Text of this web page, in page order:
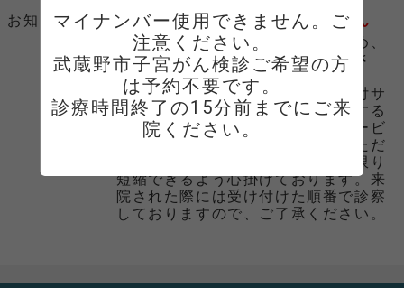
お知らせ
マイナンバーカード使用できません
マイナンバーカード使用不可のため、
保険証、医療証各種をお持ちくださ
い。
本サービスは初診患者様の事前受付サ
ービスであり、時間の予約を約束する
サービスではございません。本サービ
スにて受診内容を事前にご記入いただ
くことで診察までの時間を出来る限り
短縮できるよう心掛けております。来
院された際には受け付けた順番で診察
しておりますので、ご了承ください。
マイナンバー使用できません。ご
注意ください。
武蔵野市子宮がん検診ご希望の方
は予約不要です。
診療時間終了の15分前までにご来
院ください。